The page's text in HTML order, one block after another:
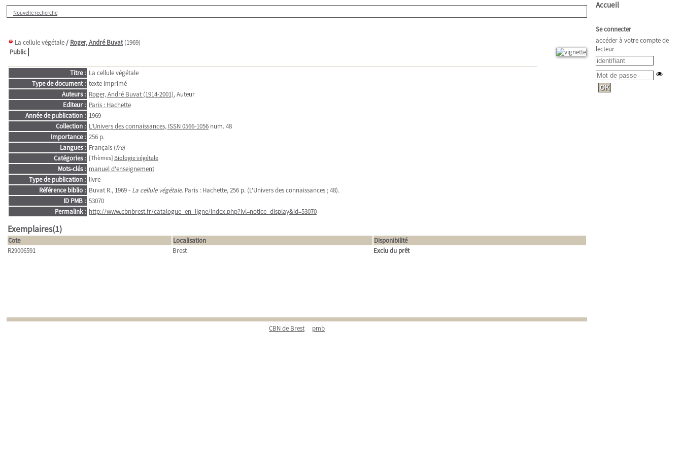
Nouvelle recherche
La cellule végétale/ Roger, André Buvat(1969)
Public
Titre : La cellule végétale
Type de document : texte imprimé
Auteurs : Roger, André Buvat (1914-2001), Auteur
Editeur : Paris : Hachette
Année de publication : 1969
Collection : L'Univers des connaissances, ISSN 0566-1056 num. 48
Importance : 256 p.
Langues : Français (fre)
Catégories : [Thèmes] Biologie végétale
Mots-clés : manuel d'enseignement
Type de publication : livre
Référence biblio : Buvat R., 1969 - La cellule végétale. Paris : Hachette, 256 p. (L'Univers des connaissances ; 48).
ID PMB : 53070
Permalink : http://www.cbnbrest.fr/catalogue_en_ligne/index.php?lvl=notice_display&id=53070
Exemplaires(1)
Cote Localisation
Disponibilité
R29006591
Brest Exclu du prêt
CBN de Brest pmb
Accueil
Se connecter
accéder à votre compte de
lecteur